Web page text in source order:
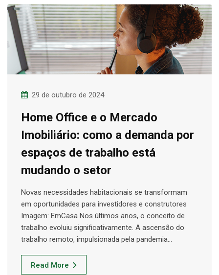
29 de outubro de 2024
Home Office e o Mercado
Imobiliário: como a demanda por
espaços de trabalho está
mudando o setor
Novas necessidades habitacionais se transformam
em oportunidades para investidores e construtores
Imagem: EmCasa Nos últimos anos, o conceito de
trabalho evoluiu significativamente. A ascensão do
trabalho remoto, impulsionada pela pandemia…
Read More